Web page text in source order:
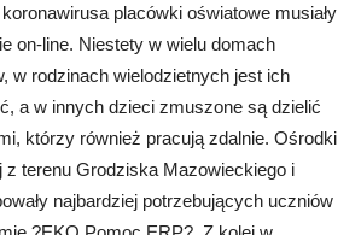
placówki oświatowe musiały
on-line. Niestety w wielu domach
w rodzinach wielodzietnych jest ich
a w innych dzieci zmuszone są dzielić
którzy również pracują zdalnie. Ośrodki
z terenu Grodziska Mazowieckiego i
najbardziej potrzebujących uczniów